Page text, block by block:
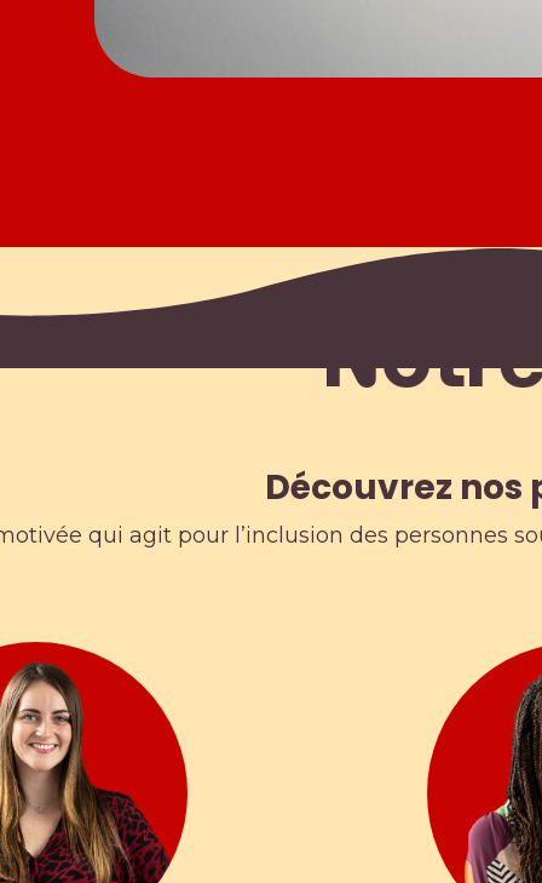
Découvrez
qui agit pour l’inclusion des personnes